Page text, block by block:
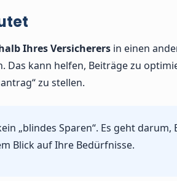
Ihres Versicherers in einen
Das kann helfen, Beiträge zu
zu stellen.
„blindes Sparen“. Es geht
Blick auf Ihre Bedürfnisse.